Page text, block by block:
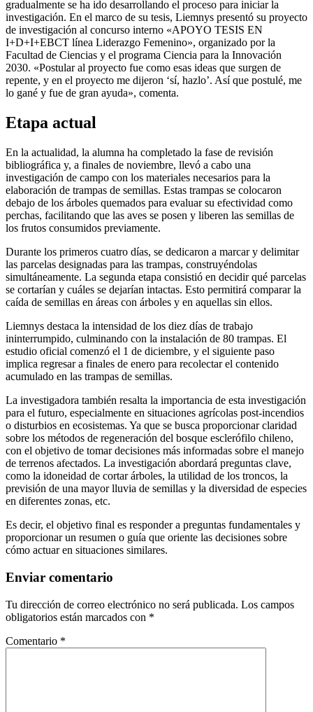
gradualmente se ha ido desarrollando el proceso para iniciar la
investigación. En el marco de su tesis, Liemnys presentó su proyecto
de investigación al concurso interno «APOYO TESIS EN
I+D+I+EBCT línea Liderazgo Femenino», organizado por la
Facultad de Ciencias y el programa Ciencia para la Innovación
2030. «Postular al proyecto fue como esas ideas que surgen de
repente, y en el proyecto me dijeron ‘sí, hazlo’. Así que postulé, me
lo gané y fue de gran ayuda», comenta.
Etapa actual
En la actualidad, la alumna ha completado la fase de revisión
bibliográfica y, a finales de noviembre, llevó a cabo una
investigación de campo con los materiales necesarios para la
elaboración de trampas de semillas. Estas trampas se colocaron
debajo de los árboles quemados para evaluar su efectividad como
perchas, facilitando que las aves se posen y liberen las semillas de
los frutos consumidos previamente.
Durante los primeros cuatro días, se dedicaron a marcar y delimitar
las parcelas designadas para las trampas, construyéndolas
simultáneamente. La segunda etapa consistió en decidir qué parcelas
se cortarían y cuáles se dejarían intactas. Esto permitirá comparar la
caída de semillas en áreas con árboles y en aquellas sin ellos.
Liemnys destaca la intensidad de los diez días de trabajo
ininterrumpido, culminando con la instalación de 80 trampas. El
estudio oficial comenzó el 1 de diciembre, y el siguiente paso
implica regresar a finales de enero para recolectar el contenido
acumulado en las trampas de semillas.
La investigadora también resalta la importancia de esta investigación
para el futuro, especialmente en situaciones agrícolas post-incendios
o disturbios en ecosistemas. Ya que se busca proporcionar claridad
sobre los métodos de regeneración del bosque esclerófilo chileno,
con el objetivo de tomar decisiones más informadas sobre el manejo
de terrenos afectados. La investigación abordará preguntas clave,
como la idoneidad de cortar árboles, la utilidad de los troncos, la
previsión de una mayor lluvia de semillas y la diversidad de especies
en diferentes zonas, etc.
Es decir, el objetivo final es responder a preguntas fundamentales y
proporcionar un resumen o guía que oriente las decisiones sobre
cómo actuar en situaciones similares.
Enviar comentario
Tu dirección de correo electrónico no será publicada. Los campos
obligatorios están marcados con *
Comentario *